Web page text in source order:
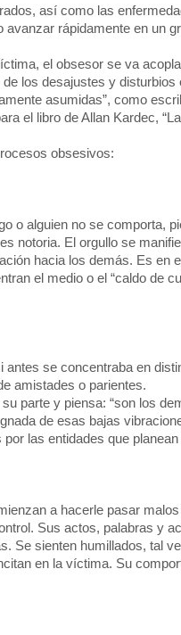
así como las
rápidamente en un
el obsesor se va
los desajustes y disturbios
asumidas”, como
el libro de Allan Kardec,
obsesivos:
o alguien no se comporta,
notoria. El orgullo se
hacia los demás. Es en
el medio o el “caldo de
antes se concentraba en
amistades o parientes.
parte y piensa: “son los
de esas bajas
las entidades que planean
a hacerle pasar
Sus actos, palabras y
Se sienten humillados, tal
en la víctima. Su